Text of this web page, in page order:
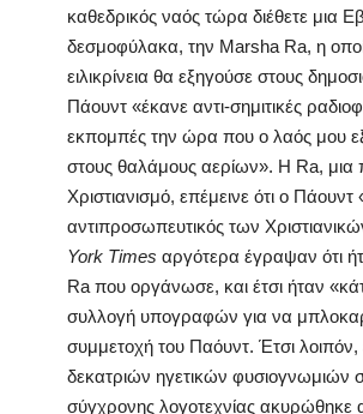
καθεδρικός ναός τώρα διέθετε μια
δεσμοφύλακα, την Marsha Ra, η
ειλικρίνεια θα εξηγούσε στους
Πάουντ «έκανε αντι-σημιτικές
εκπομπές την ώρα που ο λαός μου
στους θαλάμους αερίων». Η Ra, μια
Χριστιανισμό, επέμεινε ότι ο
αντιπροσωπευτικός των
York Times αργότερα έγραψαν ότι
Ra που οργάνωσε, και έτσι ήταν
συλλογή υπογραφών για να
συμμετοχή του Παόυντ. Έτσι
δεκατριών ηγετικών φυσιογνωμιών
σύγχρονης λογοτεχνίας ακυρώθηκε